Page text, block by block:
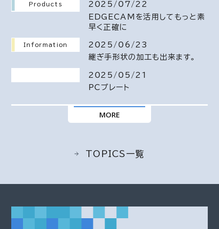
Products
2025/07/22
EDGECAMを活用してもっと素
早く正確に
Information
2025/06/23
継ぎ手形状の加工も出来ます。
2025/05/21
PCプレート
MORE
TOPICS一覧